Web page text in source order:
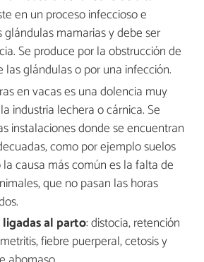
en un proceso infeccioso e
mamarias y debe ser
Se produce por la obstrucción de
glándulas o por una infección.
en vacas es una dolencia muy
industria lechera o cárnica. Se
instalaciones donde se encuentran
como por ejemplo suelos
causa más común es la falta de
que no pasan las horas
al parto: distocia, retención
fiebre puerperal, cetosis y